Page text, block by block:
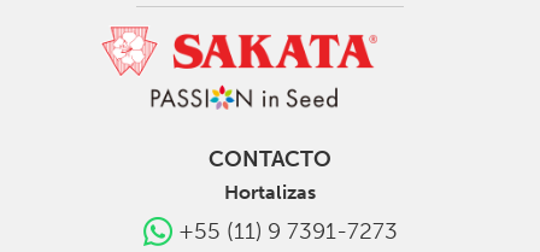
CONTACTO
Hortalizas
+55 (11) 9 7391-7273